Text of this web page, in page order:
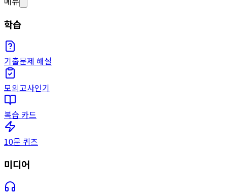
학습
기출문제 해설
모의고사인기
복습 카드
10문 퀴즈
미디어